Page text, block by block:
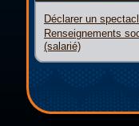
Déclarer un
Renseignements
(salarié)